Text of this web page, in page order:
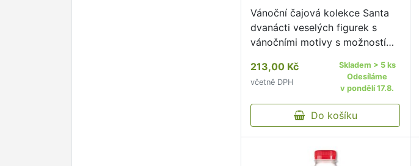
Vánoční čajová kolekce Santa
dvanácti veselých figurek s
vánočními motivy s možností
stromeček.
213,00 Kč
včetně DPH
Skladem > 5 ks
Odesíláme
v pondělí 17.8.
Do košíku